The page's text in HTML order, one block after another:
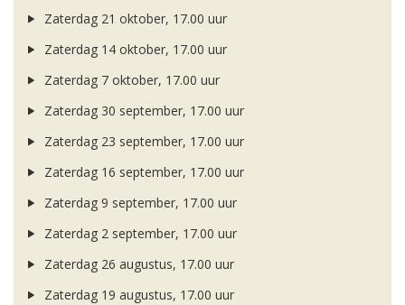
Zaterdag 21 oktober, 17.00 uur
Zaterdag 14 oktober, 17.00 uur
Zaterdag 7 oktober, 17.00 uur
Zaterdag 30 september, 17.00 uur
Zaterdag 23 september, 17.00 uur
Zaterdag 16 september, 17.00 uur
Zaterdag 9 september, 17.00 uur
Zaterdag 2 september, 17.00 uur
Zaterdag 26 augustus, 17.00 uur
Zaterdag 19 augustus, 17.00 uur